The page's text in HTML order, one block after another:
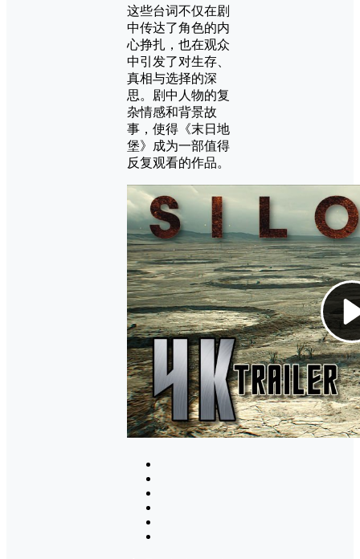
这些台词不仅在剧
中传达了角色的内
心挣扎，也在观众
中引发了对生存、
真相与选择的深
思。剧中人物的复
杂情感和背景故
事，使得《末日地
堡》成为一部值得
反复观看的作品。